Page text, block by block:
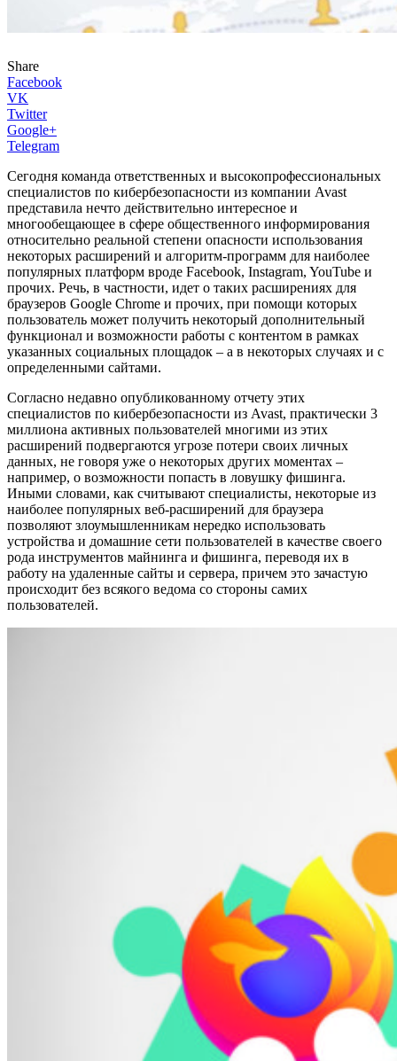
Share
Facebook
VK
Twitter
Google+
Telegram
Сегодня команда ответственных и высокопрофессиональных
специалистов по кибербезопасности из компании Avast
представила нечто действительно интересное и
многообещающее в сфере общественного информирования
относительно реальной степени опасности использования
некоторых расширений и алгоритм-программ для наиболее
популярных платформ вроде Facebook, Instagram, YouTube и
прочих. Речь, в частности, идет о таких расширениях для
браузеров Google Chrome и прочих, при помощи которых
пользователь может получить некоторый дополнительный
функционал и возможности работы с контентом в рамках
указанных социальных площадок – а в некоторых случаях и с
определенными сайтами.
Согласно недавно опубликованному отчету этих
специалистов по кибербезопасности из Avast, практически 3
миллиона активных пользователей многими из этих
расширений подвергаются угрозе потери своих личных
данных, не говоря уже о некоторых других моментах –
например, о возможности попасть в ловушку фишинга.
Иными словами, как считывают специалисты, некоторые из
наиболее популярных веб-расширений для браузера
позволяют злоумышленникам нередко использовать
устройства и домашние сети пользователей в качестве своего
рода инструментов майнинга и фишинга, переводя их в
работу на удаленные сайты и сервера, причем это зачастую
происходит без всякого ведома со стороны самих
пользователей.